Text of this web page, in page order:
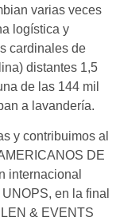
varias veces
logística y
cardinales de
distantes 1,5
de las 144 mil
a lavandería.
y contribuimos al
DE
internacional
en la final
& EVENTS